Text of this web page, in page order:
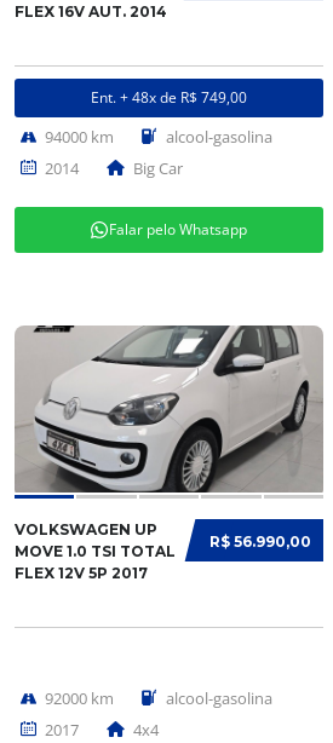
FLEX 16V AUT. 2014
Ent. + 48x de R$ 749,00
94000 km
alcool-gasolina
2014
Big Car
Falar pelo Whatsapp
R$ 56.990,00
VOLKSWAGEN UP
MOVE 1.0 TSI TOTAL
FLEX 12V 5P 2017
92000 km
alcool-gasolina
2017
4x4